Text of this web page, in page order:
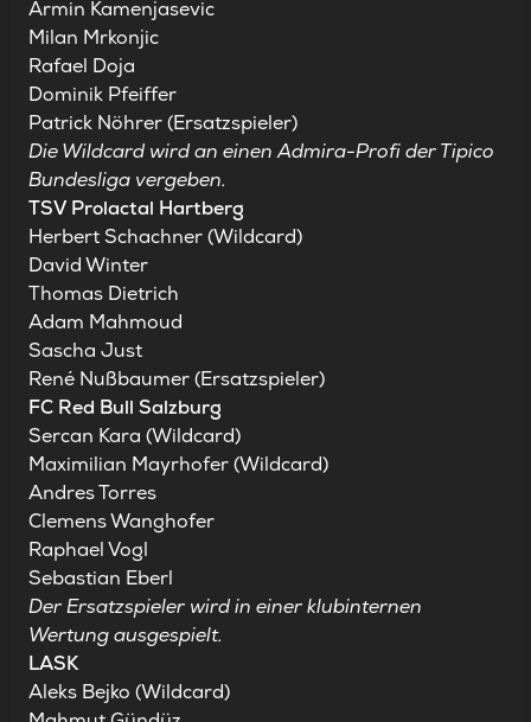
Armin Kamenjasevic
Milan Mrkonjic
Rafael Doja
Dominik Pfeiffer
Patrick Nöhrer (Ersatzspieler)
Die Wildcard wird an einen Admira-Profi der Tipico
Bundesliga vergeben.
TSV Prolactal Hartberg
Herbert Schachner (Wildcard)
David Winter
Thomas Dietrich
Adam Mahmoud
Sascha Just
René Nußbaumer (Ersatzspieler)
FC Red Bull Salzburg
Sercan Kara (Wildcard)
Maximilian Mayrhofer (Wildcard)
Andres Torres
Clemens Wanghofer
Raphael Vogl
Sebastian Eberl
Der Ersatzspieler wird in einer klubinternen
Wertung ausgespielt.
LASK
Aleks Bejko (Wildcard)